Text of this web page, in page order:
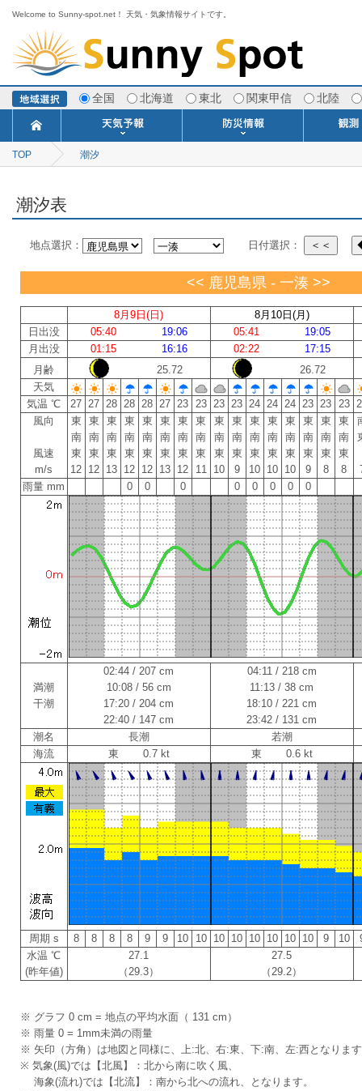
Welcome to Sunny-spot.net！ 天気・気象情報サイトです。
全国 北海道 東北 関東甲信 北陸
今日明日の天気
ポイント予報
週間天気予報
寒・暖候期予報
TOP 潮汐
潮汐表
地点選択： 日付選択： ＜＜
<< 鹿児島県 - 一湊 >>
8月9日(日)
8月10日(月)
日出没
05:40 19:06 05:41
19:05
月出没
01:15 16:16 02:22
17:15
月齢
25.72
26.72
天気
気温 ℃
27 27 28 28 28 27 23 23 23 23 24 24 24 23 23 23
風向
風速
m/s
東
南
東
12
東
南
東
12
東
南
東
13
東
南
東
12
東
南
東
12
東
南
東
13
東
南
東
12
東
南
東
11
東
南
東
10
東
南
東
9
東
南
東
10
東
南
東
10
東
南
東
10
東
南
東
9
東
南
東
8
東
南
東
8
雨量 mm
0 0 0 0 0 0 0 0
満潮
干潮
02:44 / 207 cm
10:08 / 56 cm
17:20 / 204 cm
22:40 / 147 cm
04:11 / 218 cm
11:13 / 38 cm
18:10 / 221 cm
23:42 / 131 cm
潮名
長潮
若潮
海流
東 0.7 kt 東 0.6 kt
周期 s 8 8 8 8 9 9 10 10 10 10 10 10 10 10 9 10
水温 ℃
(昨年値)
27.1
（29.3）
27.5
（29.2）
※ グラフ 0 cm = 地点の平均水面（ 131 cm）
※ 雨量 0 = 1mm未満の雨量
※ 矢印（方角）は地図と同様に、上:北、右:東、下:南、左:西となりま
※ 気象(風)では【北風】：北から南に吹く風、
海象(流れ)では【北流】：南から北への流れ、となります。